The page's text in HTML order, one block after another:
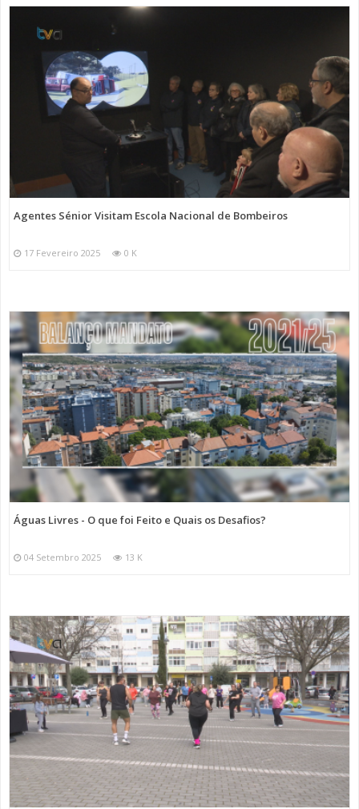
Agentes Sénior Visitam Escola Nacional de Bombeiros
17 Fevereiro 2025 0 K
Águas Livres - O que foi Feito e Quais os Desafios?
04 Setembro 2025 13 K